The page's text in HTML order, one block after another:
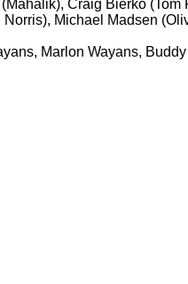
Craig Bierko (Tom
Michael Madsen
Marlon Wayans,